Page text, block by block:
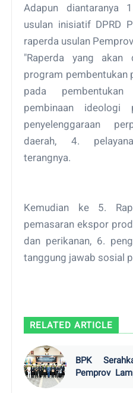
Adapun diantaranya
usulan inisiatif DPRD
raperda usulan
"Raperda yang
program pembentukan
pada
pembinaan ideologi
penyelenggaraan
daerah, 4.
terangnya.
Kemudian ke 5.
pemasaran ekspor
dan perikanan, 6.
tanggung jawab sosial
RELATED ARTICLE
BPK
Pemprov